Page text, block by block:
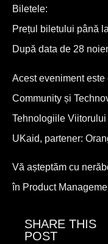
Biletele:
Prețul biletului până
După data de 28
Acest eveniment
Community și
Tehnologiile
UKaid, partener:
Vă așteptăm cu
în Product
SHARE THIS
POST